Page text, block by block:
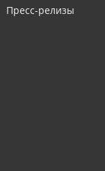
Пресс-релизы